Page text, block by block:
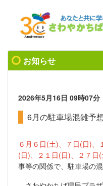
お知らせ
2026年5月16日 09時07分
6月の駐車場混雑予
６月６日(土)、
７日(日)、
(日)、２１日(日)、２７日
事等の関係で、駐車場の